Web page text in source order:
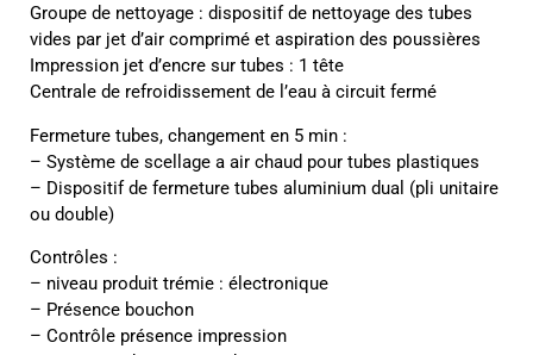
Groupe de nettoyage : dispositif de nettoyage des tubes
vides par jet d’air comprimé et aspiration des poussières
Impression jet d’encre sur tubes : 1 tête
Centrale de refroidissement de l’eau à circuit fermé
Fermeture tubes, changement en 5 min :
– Système de scellage a air chaud pour tubes plastiques
– Dispositif de fermeture tubes aluminium dual (pli unitaire
ou double)
Contrôles :
– niveau produit trémie : électronique
– Présence bouchon
– Contrôle présence impression